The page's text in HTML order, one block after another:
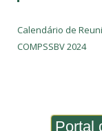
Calendário de
COMPSSBV 2024
Portal